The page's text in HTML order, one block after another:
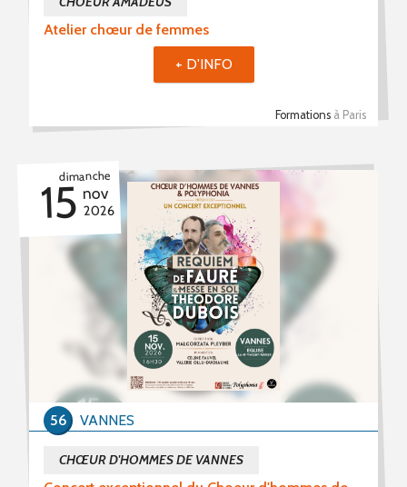
Atelier chœur de femmes
Formations à Paris
+ D'INFO
dimanche
15 nov
2026
CHŒUR D'HOMMES DE VANNES
VANNES
56